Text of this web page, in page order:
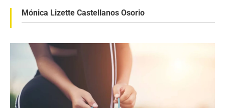
Mónica Lizette Castellanos Osorio